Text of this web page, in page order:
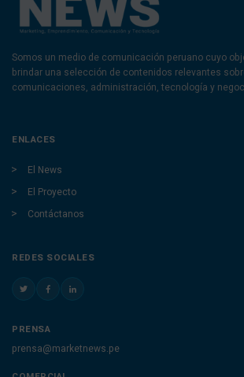
Somos un medio de comunicación peruano cuyo
brindar una selección de contenidos relevantes
comunicaciones, administración, tecnología y
ENLACES
El News
El Proyecto
Contáctanos
REDES SOCIALES
PRENSA
prensa@marketnews.pe